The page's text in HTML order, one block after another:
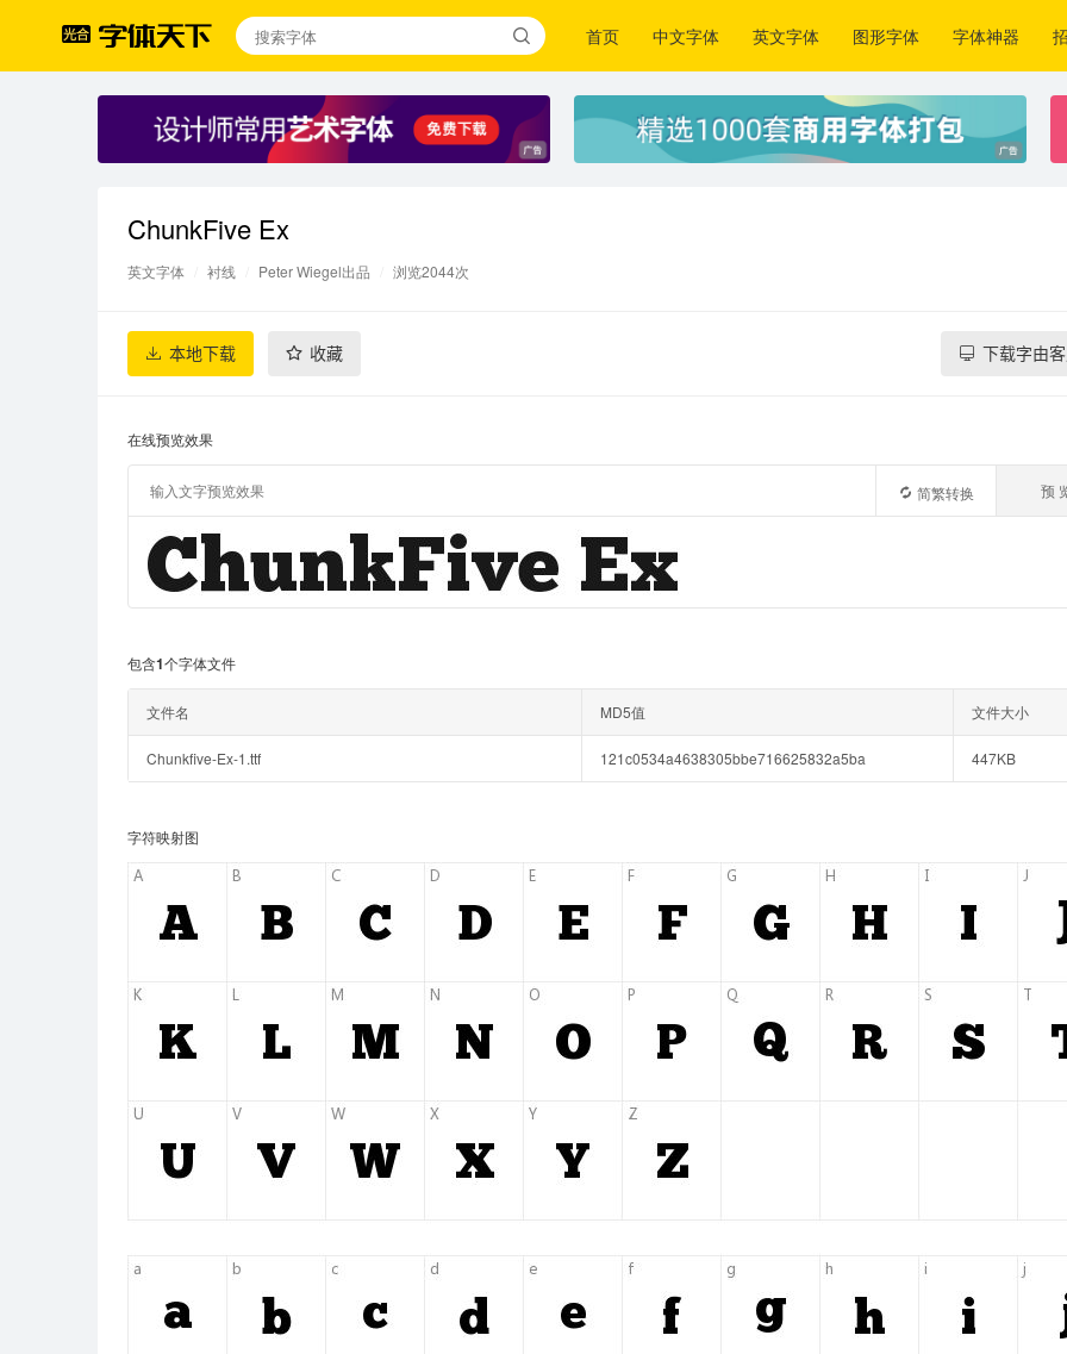
首页 中文字体 英文字体 图形字体 字体神器
ChunkFive Ex
英文字体 衬线 Peter Wiegel出品 浏览2044次
本地下载 收藏 下载字由
在线预览效果
预
简繁转换
包含1个字体文件
文件名 MD5值 文件大小
Chunkfive-Ex-1.ttf 121c0534a4638305bbe716625832a5ba 447KB
字符映射图